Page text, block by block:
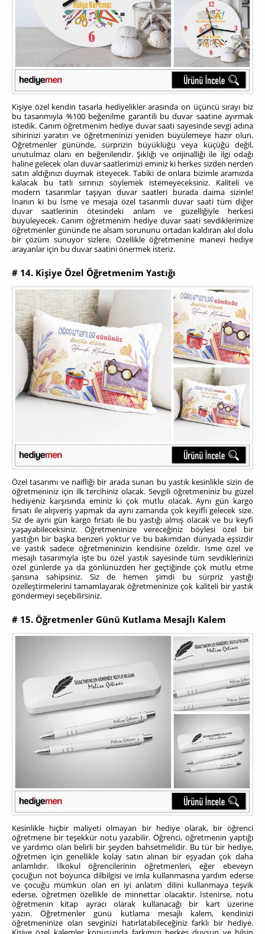
Kişiye özel kendin tasarla hediyelikler arasında on üçüncü sırayı biz
bu tasarımıyla %100 beğenilme garantili bu duvar saatine ayırmak
istedik. Canım öğretmenim hediye duvar saati sayesinde sevgi adına
sihirinizi yaratın ve öğretmeninizi yeniden büyülemeye hazır olun.
Öğretmenler gününde, sürprizin büyüklüğü veya küçüğü değil,
unutulmaz olanı en beğenilendir. Şıklığı ve orijinalliği ile ilgi odağı
haline gelecek olan duvar saatlerimizi eminiz ki herkes sizden nerden
satın aldığınızı duymak isteyecek. Tabiki de onlara bizimle aramızda
kalacak bu tatlı sırrınızı söylemek istemeyeceksiniz. Kaliteli ve
modern tasarımlar taşıyan duvar saatleri burada daima sizinle!
İnanın ki bu İsme ve mesaja özel tasarımlı duvar saati tüm diğer
duvar saatlerinin ötesindeki anlam ve güzelliğiyle herkesi
büyüleyecek. Canım öğretmenim hediye duvar saati sevdiklerimize
öğretmenler gününde ne alsam sorununu ortadan kaldıran akıl dolu
bir çözüm sunuyor sizlere. Özellikle öğretmenine manevi hediye
arayanlar için bu duvar saatini önermek isteriz.
# 14. Kişiye Özel Öğretmenim Yastığı
Özel tasarımı ve naifliği bir arada sunan bu yastık kesinlikle sizin de
öğretmeniniz için ilk tercihiniz olacak. Sevgili öğretmeniniz bu güzel
hediyeniz karşısında eminiz ki çok mutlu olacak. Aynı gün kargo
fırsatı ile alışveriş yapmak da aynı zamanda çok keyifli gelecek size.
Siz de aynı gün kargo fırsatı ile bu yastığı almış olacak ve bu keyfi
yaşayabileceksiniz. Öğretmeninize vereceğiniz böylesi özel bir
yastığın bir başka benzeri yoktur ve bu bakımdan dünyada eşsizdir
ve yastık sadece öğretmeninizin kendisine özeldir. Isme özel ve
mesajlı tasarımıyla işte bu özel yastık sayesinde tüm sevdiklerinizi
özel günlerde ya da gönlünüzden her geçtiğinde çok mutlu etme
şansına sahipsiniz. Siz de hemen şimdi bu sürpriz yastığı
özelleştirmelerini tamamlayarak öğretmeninize çok kaliteli bir yastık
göndermeyi seçebilirsiniz.
# 15. Öğretmenler Günü Kutlama Mesajlı Kalem
Kesinlikle hiçbir maliyeti olmayan bir hediye olarak, bir öğrenci
öğretmene bir teşekkür notu yazabilir. Öğrenci, öğretmenin yaptığı
ve yardımcı olan belirli bir şeyden bahsetmelidir. Bu tür bir hediye,
öğretmen için genellikle kolay satın alınan bir eşyadan çok daha
anlamlıdır. İlkokul öğrencilerinin öğretmenleri, eğer ebeveyn
çocuğun not boyunca dilbilgisi ve imla kullanmasına yardım ederse
ve çocuğu mümkün olan en iyi anlatım dilini kullanmaya teşvik
ederse, öğretmen özellikle de minnettar olacaktır. İstenirse, notu
öğretmenin kitap ayracı olarak kullanacağı bir kart üzerine
yazın.Öğretmenler günü kutlama mesajlı kalem, kendinizi
öğretmeninize olan sevginizi hatırlatabileceğiniz farklı bir hediye.